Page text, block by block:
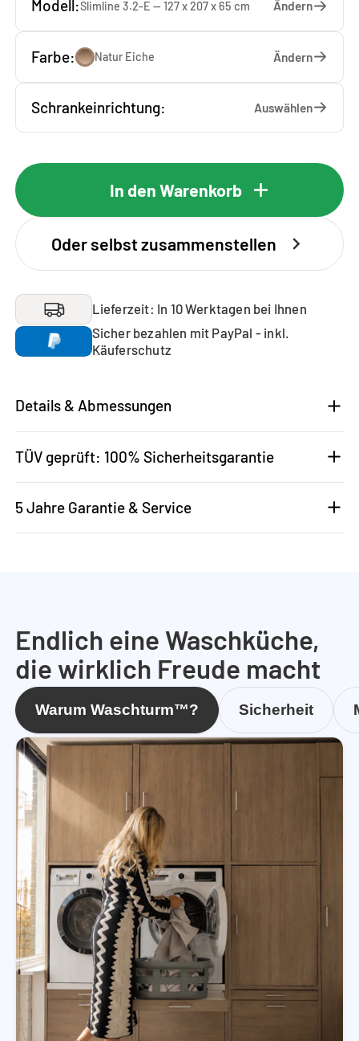
Modell:Slimline 3.2-E — 127 x 207 x 65 cm Ändern
Farbe: Natur Eiche Ändern
Schrankeinrichtung: Auswählen
In den Warenkorb
Oder selbst zusammenstellen
Lieferzeit: In 10 Werktagen bei Ihnen
Sicher bezahlen mit PayPal - inkl.
Käuferschutz
Details & Abmessungen
TÜV geprüft: 100% Sicherheitsgarantie
5 Jahre Garantie & Service
Endlich eine Waschküche,
die wirklich Freude macht
Warum Waschturm™? Sicherheit